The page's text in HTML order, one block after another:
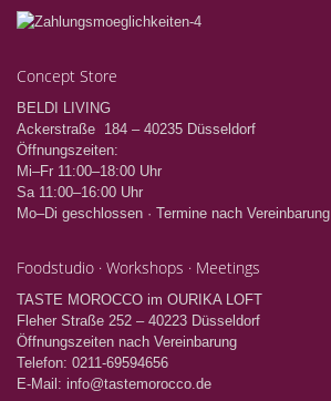
Concept Store
BELDI LIVING
Ackerstraße 184 – 40235 Düsseldorf
Öffnungszeiten:
Mi–Fr 11:00–18:00 Uhr
Sa 11:00–16:00 Uhr
Mo–Di geschlossen · Termine nach Vereinbarung
Foodstudio · Workshops · Meetings
TASTE MOROCCO im OURIKA LOFT
Fleher Straße 252 – 40223 Düsseldorf
Öffnungszeiten nach Vereinbarung
Telefon: 0211-69594656
E-Mail: info@tastemorocco.de